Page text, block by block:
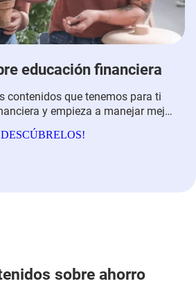
educación financiera
contenidos que tenemos para ti
y empieza a manejar mejor
personales y familiares.
sobre ahorro